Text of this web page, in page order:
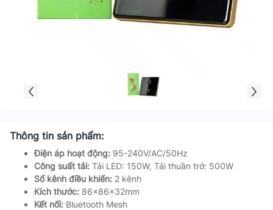
Thông tin sản phẩm:
Điện áp hoạt động: 95-240V/AC/50Hz
Công suất tải: Tải LED: 150W, Tải thuần trở: 500W
Số kênh điều khiển: 2 kênh
Kích thước: 86x86x32mm
Kết nối: Bluetooth Mesh